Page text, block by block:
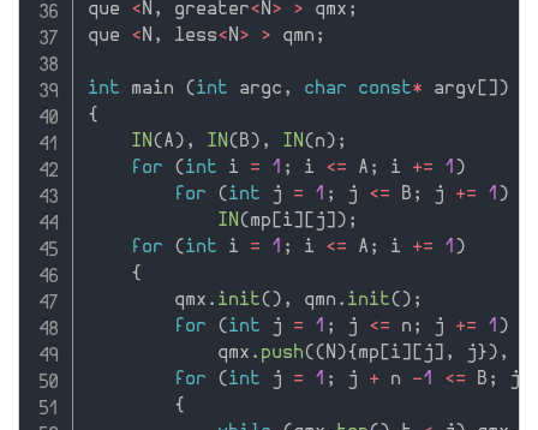
que <N , greater<N> > qmx ;
que <N , less<N> > qmn ;
int main (int argc , char const* argv [] )
{
IN(A) , IN(B) , IN(n) ;
for
(int i = 1 ; i <= A ; i += 1 )
for
(int j = 1 ; j <= B ; j += 1 )
IN(mp [i] [ j] ) ;
for
(int i = 1 ; i <= A ; i += 1 )
{
        qmx
. init() , qmn . init() ;
for
(int j = 1 ; j <= n ; j += 1 )
            qmx
. push((N){mp [i] [ j] , j}) ,
for
(int j = 1 ; j + n -1 <= B ; j
{